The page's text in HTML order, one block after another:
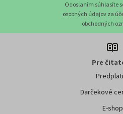
Odoslaním súhlasíte
osobných údajov za
obchodných
Pre
Darčekové
E-shop